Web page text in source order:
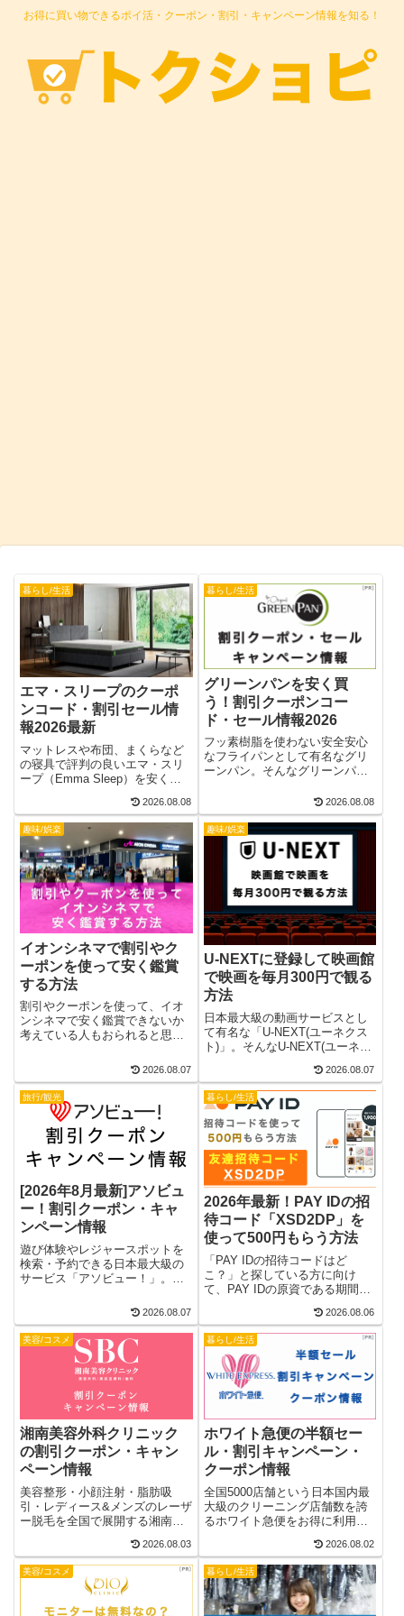
お得に買い物できるポイ活・クーポン・割引・キャンペーン情報を知る！
暮らし/生活
エマ・スリープのクーポ
ンコード・割引セール情
報2026最新
マットレスや布団、まくらなど
の寝具で評判の良いエマ・スリ
ープ（Emma Sleep）を安く買
んな方のために、2026年最新で
使えるエマ・スリープのクーポ
ンコード・割引セール情報やク
ーポンの使い方・注意点に至る
まで詳しく紹介します。
2026.08.08
暮らし/生活
グリーンパンを安く買
う！割引クーポンコー
ド・セール情報2026
フッ素樹脂を使わない安全安心
なフライパンとして有名なグリ
ーンパン。そんなグリーンパン
新の、割引クーポンコードやセ
ール情報を紹介します。
2026.08.08
趣味/娯楽
イオンシネマで割引やク
ーポンを使って安く鑑賞
する方法
割引やクーポンを使って、イオ
ンシネマで安く鑑賞できないか
考えている人もおられると思い
を使って映画を1,000円で観る方
法、イオンマークのクレジット
カード、U-NEXTポイントの映画
引換クーポン、ドコモチューズ
デー、JAF、各種サービスデー
など様々な方法を紹介します。
2026.08.07
趣味/娯楽
U-NEXTに登録して映画館
で映画を毎月300円で観る
方法
日本最大級の動画サービスとし
て有名な「U-NEXT(ユーネクス
ト)」。そんなU-NEXT(ユーネク
を毎月300円で観る方法があるの
をご存知でしょうか。本記事
で、詳しく紹介します。
2026.08.07
旅行/観光
[2026年8月最新]アソビュ
ー！割引クーポン・キャ
ンペーン情報
遊び体験やレジャースポットを
検索・予約できる日本最大級の
サービス「アソビュー！」。そ
用できる2026年8月最新の割引ク
ーポンやメルマガ会員限定割
引、最大92%OFFの超早割、モ
ニター価格になるキャンペーン
情報を紹介します。
2026.08.07
暮らし/生活
2026年最新！PAY IDの招
待コード「XSD2DP」を
使って500円もらう方法
「PAY IDの招待コードはど
こ？」と探している方に向け
て、PAY IDの原資である期間限
らえる2026年最新の友達招待コ
ード「XSD2DP」と、友達招待
コードの入力手順、友達招待コ
ードの確認方法、注意点や気に
なる疑問についてまで本記事で
詳しく紹介します。
2026.08.06
美容/コスメ
湘南美容外科クリニック
の割引クーポン・キャン
ペーン情報
美容整形・小顔注射・脂肪吸
引・レディース&メンズのレーザ
ー脱毛を全国で展開する湘南美
美容外科・クリニックにはお得
に利用するための割引クーポン
やキャンペーンがありますの
で、本記事で詳しく紹介しま
2026.08.03
暮らし/生活
ホワイト急便の半額セー
ル・割引キャンペーン・
クーポン情報
全国5000店舗という日本国内最
大級のクリーニング店舗数を誇
るホワイト急便をお得に利用す
ーン・割引クーポン、料金が安
い日といった店舗の活用方法か
ら、宅配クリーニングのホワイ
ト急便 らくらく宅急便の布団ク
リーニング・着物クリーニング
2026.08.02
美容/コスメ 暮らし/生活